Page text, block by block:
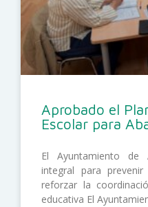
Aprobado el
Escolar para
El Ayuntamiento de
integral para
reforzar la
educativa El